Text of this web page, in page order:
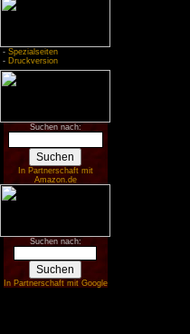
- Spezialseiten
- Druckversion
Suchen nach:
In Partnerschaft mit
Amazon.de
Suchen nach:
In Partnerschaft mit Google